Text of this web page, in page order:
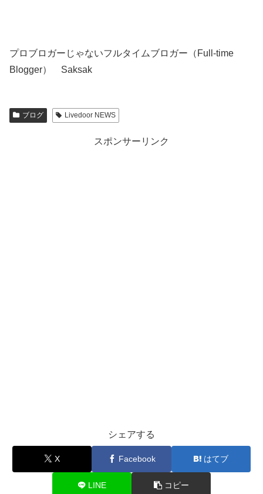
プロブロガーじゃないフルタイムブロガー（Full-time
Blogger） Saksak
ブログ Livedoor NEWS
スポンサーリンク
シェアする
X Facebook はてブ
LINE コピー